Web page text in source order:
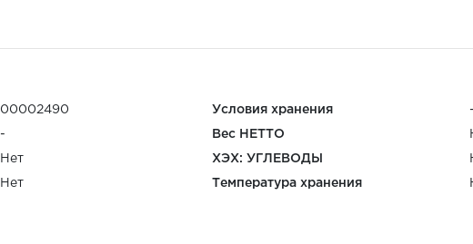
00002490 Условия хранения -
- Вес НЕТТО
Нет ХЭХ: УГЛЕВОДЫ
Нет Температура хранения